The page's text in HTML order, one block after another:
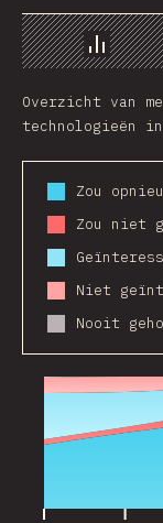
Chart
Overzicht van
technologieën
Zou
Zou niet
Niet
Nooit
2016 2017